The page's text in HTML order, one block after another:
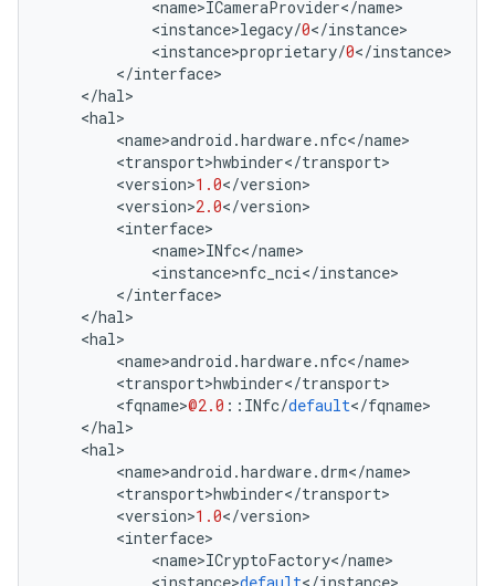
<name>ICameraProvider</name>
<instance>legacy/0</instance>
<instance>proprietary/0</instance>
</interface>
</hal>
<hal>
<name>android .hardware.nfc</name>
<transport>hwbinder</transport>
<version>1.0</version>
<version>2.0</version>
<interface>
<name>INfc</name>
<instance>nfc_nci</instance>
</interface>
</hal>
<hal>
<name>android .hardware.nfc</name>
<transport>hwbinder</transport>
<fqname>@2.0 :: INfc/default</fqname>
</hal>
<hal>
<name>android .hardware.drm</name>
<transport>hwbinder</transport>
<version>1.0</version>
<interface>
<name>ICryptoFactory</name>